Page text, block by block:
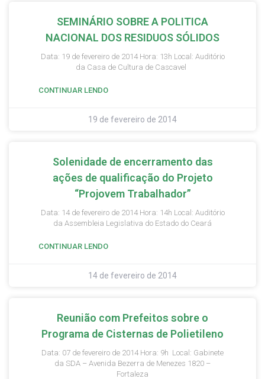
SEMINÁRIO SOBRE A POLITICA
NACIONAL DOS RESIDUOS SÓLIDOS
Data: 19 de fevereiro de 2014 Hora: 13h Local: Auditório
da Casa de Cultura de Cascavel
CONTINUAR LENDO
19 de fevereiro de 2014
Solenidade de encerramento das
ações de qualificação do Projeto
“Projovem Trabalhador”
Data: 14 de fevereiro de 2014 Hora: 14h Local: Auditório
da Assembleia Legislativa do Estado do Ceará
CONTINUAR LENDO
14 de fevereiro de 2014
Reunião com Prefeitos sobre o
Programa de Cisternas de Polietileno
Data: 07 de fevereiro de 2014 Hora: 9h Local: Gabinete
da SDA – Avenida Bezerra de Menezes 1820 –
Fortaleza